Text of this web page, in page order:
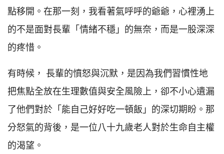
點移開。在那一刻，我看著氣呼呼的爺爺，心裡湧上
的不是面對長輩「情緒不穩」的無奈，而是一股深深
的疼惜。
有時候， 長輩的憤怒與沉默，是因為我們習慣性地
把焦點全放在生理數值與安全風險上，卻不小心遺漏
了他們對於「能自己好好吃一頓飯」的深切期盼。那
分怒氣的背後，是一位八十九歲老人對於生命自主權
的渴望。